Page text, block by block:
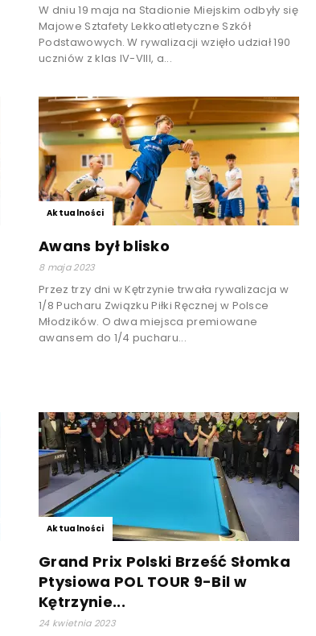
W dniu 19 maja na Stadionie Miejskim odbyły się
Majowe Sztafety Lekkoatletyczne Szkół
Podstawowych. W rywalizacji wzięło udział 190
uczniów z klas IV-VIII, a...
Aktualności
Awans był blisko
8 maja 2023
Przez trzy dni w Kętrzynie trwała rywalizacja w
1/8 Pucharu Związku Piłki Ręcznej w Polsce
Młodzików. O dwa miejsca premiowane
awansem do 1/4 pucharu...
Aktualności
Grand Prix Polski Brześć Słomka
Ptysiowa POL TOUR 9-Bil w
Kętrzynie...
24 kwietnia 2023